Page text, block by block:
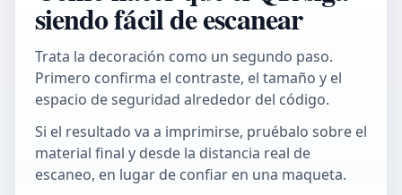
siendo fácil de escanear
Trata la decoración como un segundo paso.
Primero confirma el contraste, el tamaño y el
espacio de seguridad alrededor del código.
Si el resultado va a imprimirse, pruébalo sobre el
material final y desde la distancia real de
escaneo, en lugar de confiar en una maqueta.